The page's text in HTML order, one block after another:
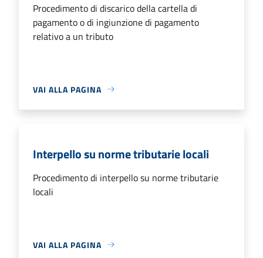
Procedimento di discarico della cartella di
pagamento o di ingiunzione di pagamento
relativo a un tributo
VAI ALLA PAGINA
Interpello su norme tributarie locali
Procedimento di interpello su norme tributarie
locali
VAI ALLA PAGINA